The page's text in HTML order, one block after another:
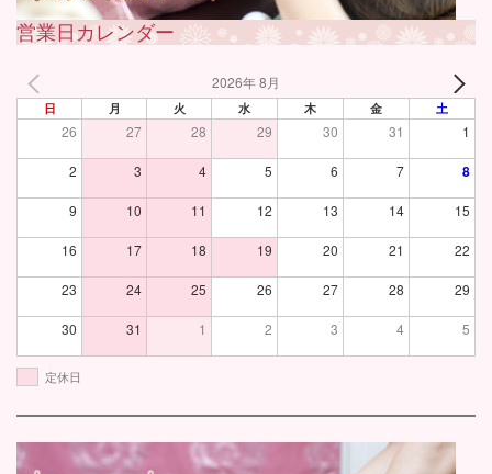
営業日カレンダー
2026年 8月
日 月 火 水 木 金 土
26 27 28 29 30 31 1
2 3 4 5 6 7 8
9 10 11 12 13 14 15
16 17 18 19 20 21 22
23 24 25 26 27 28 29
30 31 1 2 3 4 5
定休日